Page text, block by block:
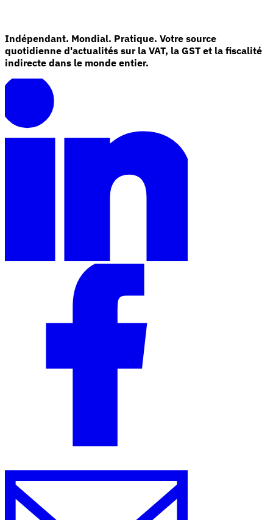
Indépendant. Mondial. Pratique. Votre source
quotidienne d'actualités sur la VAT, la GST et la fiscalité
indirecte dans le monde entier.